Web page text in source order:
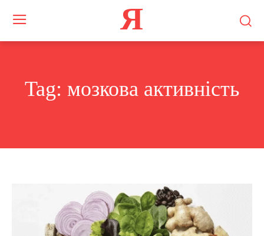
Я
Tag: мозкова активність